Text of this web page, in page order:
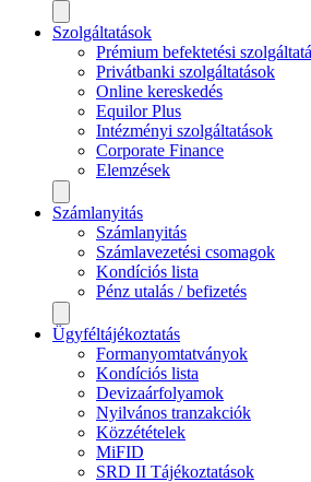
Szolgáltatások
Prémium befektetési
Privátbanki szolgáltatások
Online kereskedés
Equilor Plus
Intézményi szolgáltatások
Corporate Finance
Elemzések
Számlanyitás
Számlanyitás
Számlavezetési csomagok
Kondíciós lista
Pénz utalás / befizetés
Ügyféltájékoztatás
Formanyomtatványok
Kondíciós lista
Devizaárfolyamok
Nyilvános tranzakciók
Közzétételek
MiFID
SRD II Tájékoztatások